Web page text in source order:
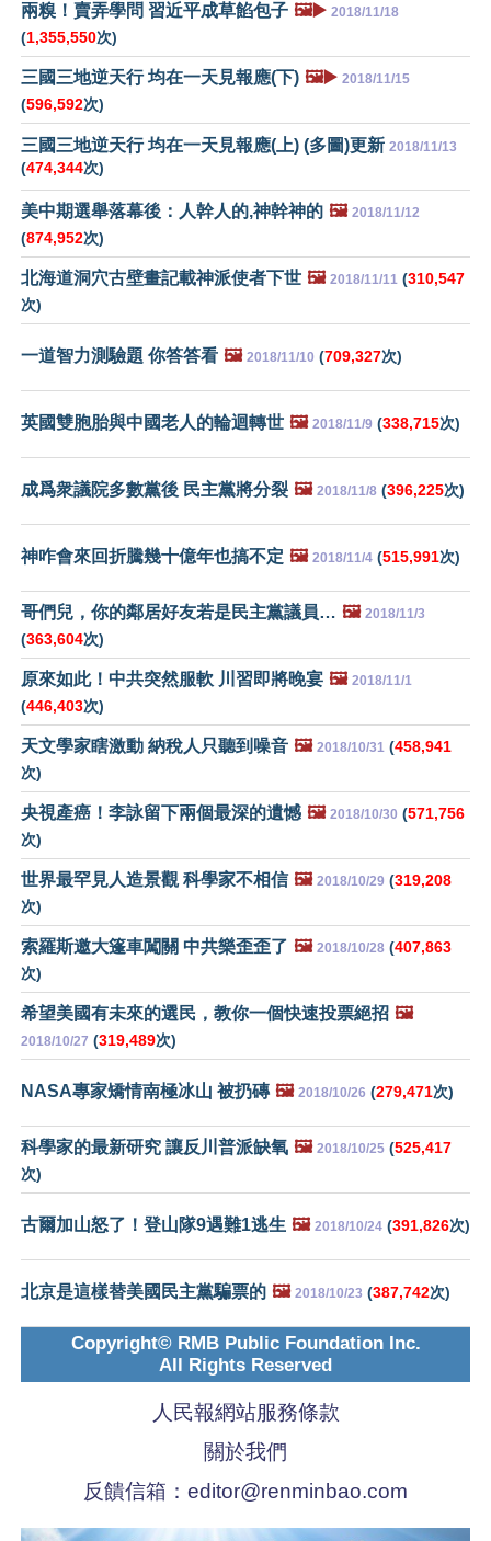
兩糗！賣弄學問 習近平成草餡包子 🖼️▶️ 2018/11/18
(1,355,550次)
三國三地逆天行 均在一天見報應(下) 🖼️▶️ 2018/11/15
(596,592次)
三國三地逆天行 均在一天見報應(上) (多圖)更新 2018/11/13
(474,344次)
美中期選舉落幕後：人幹人的,神幹神的 🖼️ 2018/11/12
(874,952次)
北海道洞穴古壁畫記載神派使者下世 🖼️ 2018/11/11 (310,547
次)
一道智力測驗題 你答答看 🖼️ 2018/11/10 (709,327次)
英國雙胞胎與中國老人的輪迴轉世 🖼️ 2018/11/9 (338,715次)
成爲衆議院多數黨後 民主黨將分裂 🖼️ 2018/11/8 (396,225次)
神咋會來回折騰幾十億年也搞不定 🖼️ 2018/11/4 (515,991次)
哥們兒，你的鄰居好友若是民主黨議員… 🖼️ 2018/11/3
(363,604次)
原來如此！中共突然服軟 川習即將晚宴 🖼️ 2018/11/1
(446,403次)
天文學家瞎激動 納稅人只聽到噪音 🖼️ 2018/10/31 (458,941
次)
央視產癌！李詠留下兩個最深的遺憾 🖼️ 2018/10/30 (571,756
次)
世界最罕見人造景觀 科學家不相信 🖼️ 2018/10/29 (319,208
次)
索羅斯邀大篷車闖關 中共樂歪歪了 🖼️ 2018/10/28 (407,863
次)
希望美國有未來的選民，教你一個快速投票絕招 🖼️
2018/10/27 (319,489次)
NASA專家矯情南極冰山 被扔磚 🖼️ 2018/10/26 (279,471次)
科學家的最新研究 讓反川普派缺氧 🖼️ 2018/10/25 (525,417
次)
古爾加山怒了！登山隊9遇難1逃生 🖼️ 2018/10/24 (391,826次)
北京是這樣替美國民主黨騙票的 🖼️ 2018/10/23 (387,742次)
Copyright© RMB Public Foundation Inc.
All Rights Reserved
人民報網站服務條款
關於我們
反饋信箱： editor@renminbao.com